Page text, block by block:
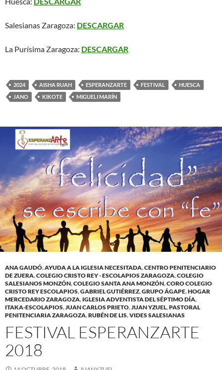
Salesianas Zaragoza: DESCARGAR
La Purísima Zaragoza: DESCARGAR
2024 AISHA RUAH ESPERANZARTE FESTIVAL
HUESCA
JANO
KIKOTE MIGUELI MARÍN
ANA GAUDÓ,AYUDA A LA IGLESIA NECESITADA,CENTRO PENITENCIARIO
DE ZUERA,COLEGIO CRISTO REY - ESCOLAPIOS ZARAGOZA,COLEGIO
SALESIANOS MONZÓN,COLEGIO SANTA ANA MONZÓN,CORO COLEGIO
CRISTO REY ESCOLAPIOS,GABRIEL GUTIÉRREZ,GRUPO ÁGAPE,HOGAR
MERCEDARIO ZARAGOZA, IGLESIA ADVENTISTA DEL SÉPTIMO DÍA,
ITAKA-ESCOLAPIOS,JUAN CARLOS PRIETO,JUAN YZUEL,PASTORAL
PENITENCIARIA ZARAGOZA,RUBÉN DE LIS,VIDES SALESIANAS
FESTIVAL ESPERANZARTE
2018